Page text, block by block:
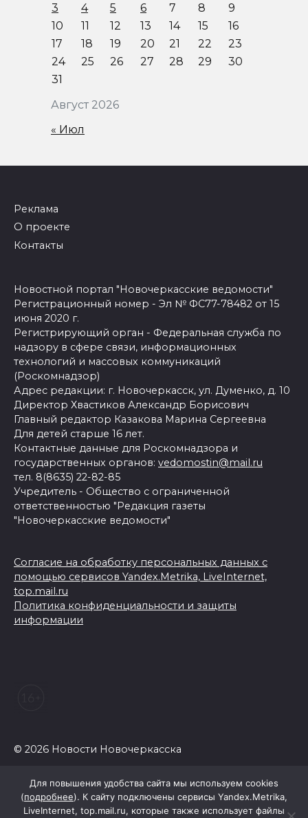
Август 2026
3
4 5 6 7 8
9
10
11 12 13 14 15
16
17
18 19 20 21 22
23
24
25 26 27 28 29
30
31
« Июл
Реклама
О проекте
Контакты
Новостной портал "Новочеркасские ведомости"
Регистрационный номер - Эл № ФС77-78482 от 15
июня 2020 г.
Регистрирующий орган - Федеральная служба по
надзору в сфере связи, информационных
технологий и массовых коммуникаций
(Роскомнадзор)
Адрес редакции: г. Новочеркасск, ул. Думенко, д. 10
Директор Хвастиков Александр Борисович
Главный редактор Казакова Марина Сергеевна
Для детей старше 16 лет.
Контактные данные для Роскомнадзора и
государственных органов: vedomostin@mail.ru
тел. 8(8635) 22-82-85
Учредитель - Общество с ограниченной
ответственностью "Редакция газеты
"Новочеркасские ведомости"
Согласие на обработку персональных данных с
помощью сервисов Yandex.Metrika, LiveInternet,
top.mail.ru
Политика конфиденциальности и защиты
информации
© 2026 Новости Новочеркасска
Для повышения удобства сайта мы используем cookies
(подробнее). К сайту подключены сервисы Yandex.Metrika,
LiveInternet, top.mail.ru, которые также использует файлы